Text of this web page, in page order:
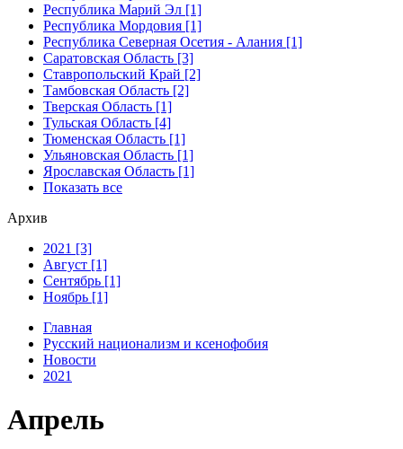
Республика Марий Эл [1]
Республика Мордовия [1]
Республика Северная Осетия - Алания [1]
Саратовская Область [3]
Ставропольский Край [2]
Тамбовская Область [2]
Тверская Область [1]
Тульская Область [4]
Тюменская Область [1]
Ульяновская Область [1]
Ярославская Область [1]
Показать все
Архив
2021 [3]
Август [1]
Сентябрь [1]
Ноябрь [1]
Главная
Русский национализм и ксенофобия
Новости
2021
Апрель